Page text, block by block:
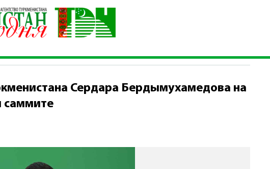
Туркменистана Сердара Бердымухамедова на Региональном
Сердара Бердымухамедова на
саммите